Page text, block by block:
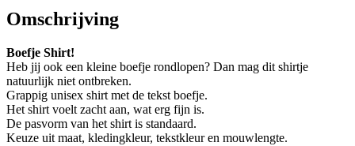
Omschrijving
Boefje Shirt!
Heb jij ook een kleine boefje rondlopen? Dan mag dit shirtje
natuurlijk niet ontbreken.
Grappig unisex shirt met de tekst boefje.
Het shirt voelt zacht aan, wat erg fijn is.
De pasvorm van het shirt is standaard.
Keuze uit maat, kledingkleur, tekstkleur en mouwlengte.